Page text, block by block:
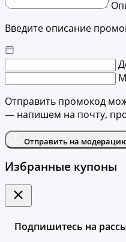
Введите описание
Отправить промокод
— напишем на почту,
Отправить на
Избранные купоны
Подпишитесь на